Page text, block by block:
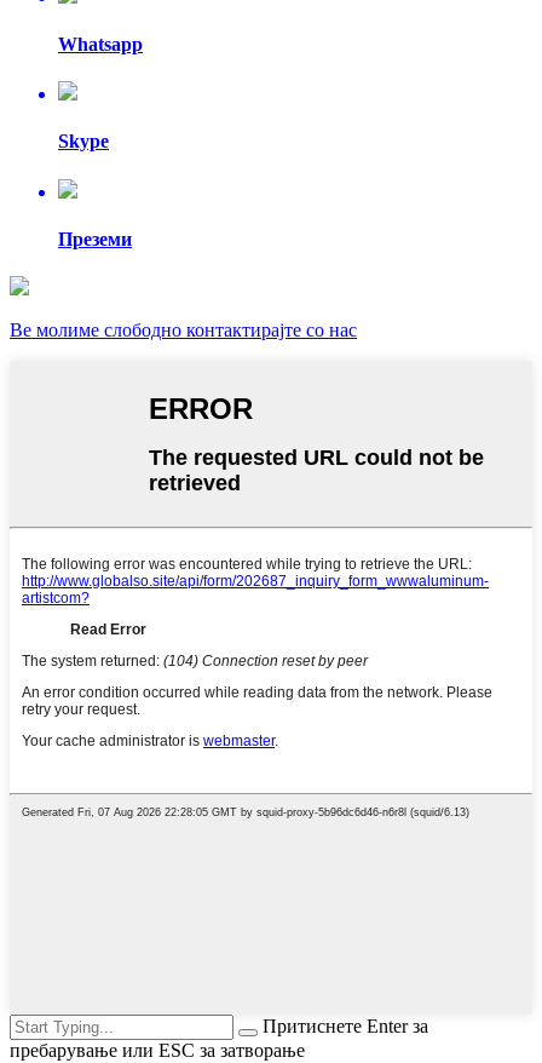
Whatsapp
Skype
Преземи
Ве молиме слободно контактирајте со нас
Притиснете Enter за
пребарување или ESC за затворање